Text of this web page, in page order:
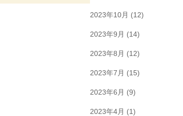
2023年10月 (12)
2023年9月 (14)
2023年8月 (12)
2023年7月 (15)
2023年6月 (9)
2023年4月 (1)